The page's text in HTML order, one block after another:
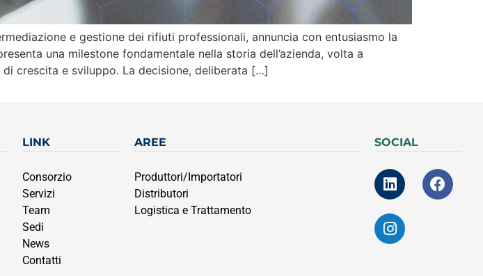
e gestione dei rifiuti professionali, annuncia con entusiasmo la
una milestone fondamentale nella storia dell’azienda, volta a
crescita e sviluppo. La decisione, deliberata […]
LINK
Consorzio
Servizi
Team
Sedi
News
Contatti
AREE
Produttori/Importatori
Distributori
Logistica e Trattamento
SOCIAL